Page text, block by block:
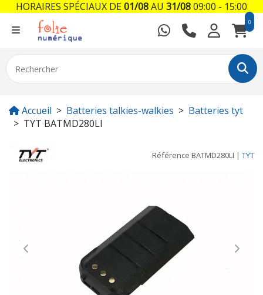
0
Accueil Batteries talkies-walkies
Batteries tyt
TYT BATMD280LI
Référence BATMD280LI | TYT
Previous Next
HORAIRES SPÉCIAUX DE01/08AU 31/0809:00 - 15:00